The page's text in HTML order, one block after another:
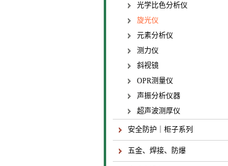
光学比色分析仪
旋光仪
元素分析仪
测力仪
斜视镜
OPR测量仪
声振分析仪器
超声波测厚仪
安全防护｜柜子系列
五金、焊接、防爆